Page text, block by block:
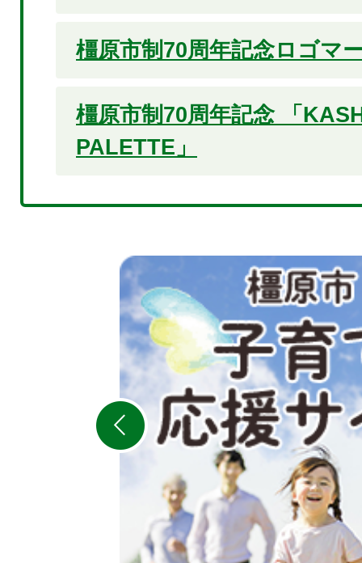
橿原市制70周年記念ロゴマ
橿原市制70周年記念 「
PALETTE」
2
枚
目
の
ス
ラ